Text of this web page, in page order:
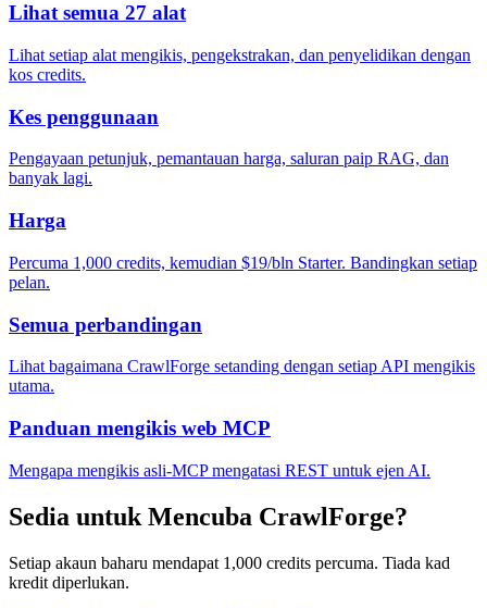
Lihat semua 27 alat
Lihat setiap alat mengikis, pengekstrakan, dan penyelidikan dengan
kos credits.
Kes penggunaan
Pengayaan petunjuk, pemantauan harga, saluran paip RAG, dan
banyak lagi.
Harga
Percuma 1,000 credits, kemudian $19/bln Starter. Bandingkan setiap
pelan.
Semua perbandingan
Lihat bagaimana CrawlForge setanding dengan setiap API mengikis
utama.
Panduan mengikis web MCP
Mengapa mengikis asli-MCP mengatasi REST untuk ejen AI.
Sedia untuk Mencuba CrawlForge?
Setiap akaun baharu mendapat 1,000 credits percuma. Tiada kad
kredit diperlukan.